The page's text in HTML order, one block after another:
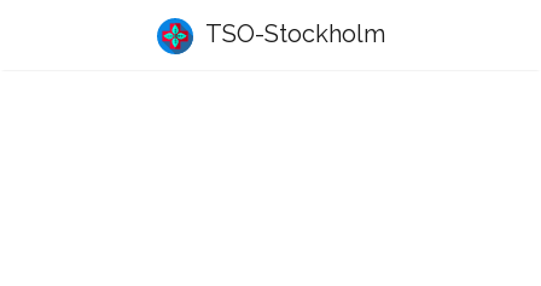
TSO-Stockholm